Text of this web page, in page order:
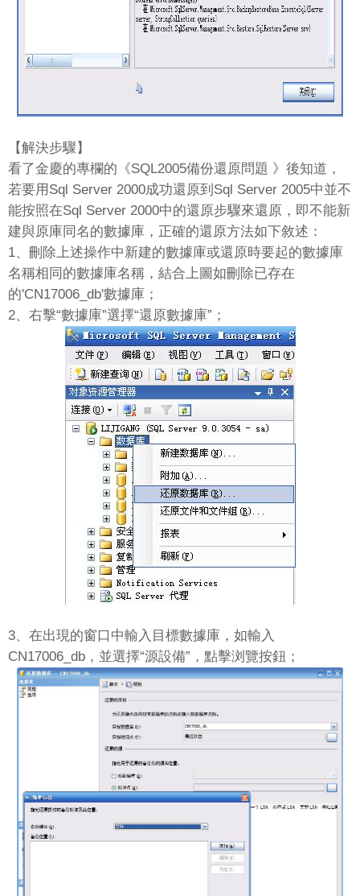
【解決步驟】
看了金慶的專欄的《SQL2005備份還原問題 》後知道，
若要用Sql Server 2000成功還原到Sql Server 2005中並不
能按照在Sql Server 2000中的還原步驟來還原，即不能新
建與原庫同名的數據庫，正確的還原方法如下敘述：
1、刪除上述操作中新建的數據庫或還原時要起的數據庫
名稱相同的數據庫名稱，結合上圖如刪除已存在
的'CN17006_db'數據庫；
2、右擊“數據庫”選擇“還原數據庫”；
3、在出現的窗口中輸入目標數據庫，如輸入
CN17006_db，並選擇“源設備”，點擊浏覽按鈕；